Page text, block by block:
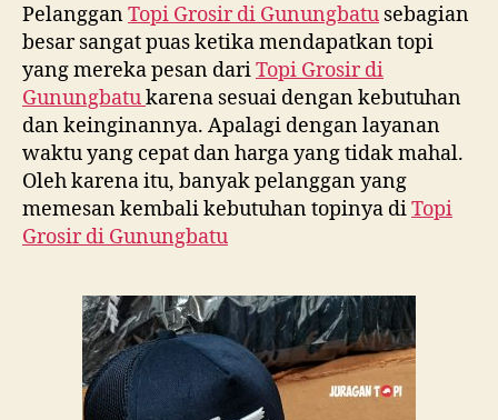
PelangganTopi Grosir di Gunungbatu sebagian
besar sangat puas ketika mendapatkan topi
yang mereka pesan dariTopi Grosir di
Gunungbatukarena sesuai dengan kebutuhan
dan keinginannya. Apalagi dengan layanan
waktu yang cepat dan harga yang tidak mahal.
Oleh karena itu, banyak pelanggan yang
memesan kembali kebutuhan topinya diTopi
Grosir di Gunungbatu